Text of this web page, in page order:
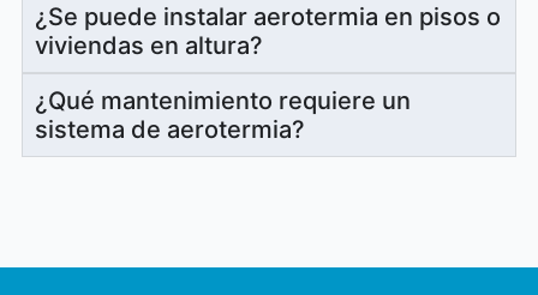
¿Se puede instalar aerotermia en pisos o
viviendas en altura?
¿Qué mantenimiento requiere un
sistema de aerotermia?